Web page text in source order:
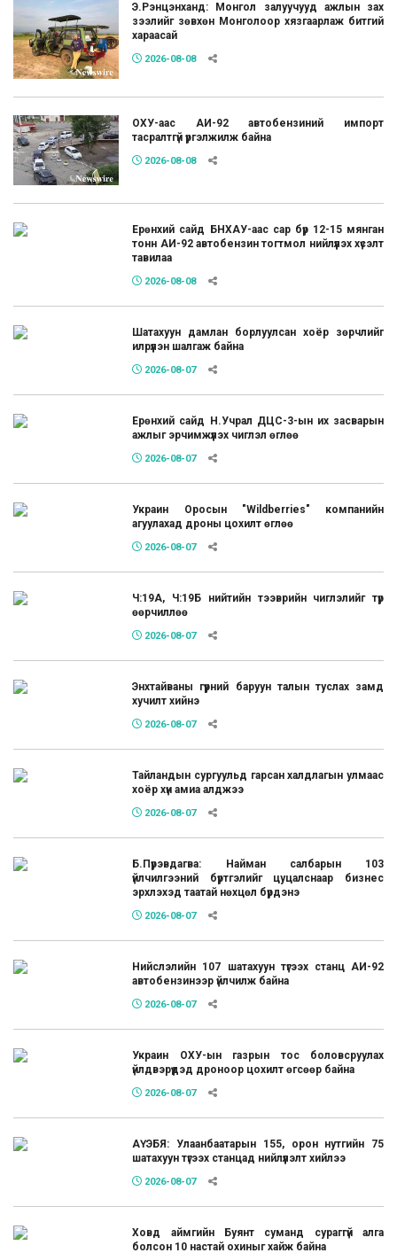
Э.Рэнцэнханд: Монгол залуучууд ажлын зах
зээлийг зөвхөн Монголоор хязгаарлаж битгий
хараасай
2026-08-08
ОХУ-аас АИ-92 автобензиний импорт
тасралтгүй үргэлжилж байна
2026-08-08
Ерөнхий сайд БНХАУ-аас сар бүр 12-15 мянган
тонн АИ-92 автобензин тогтмол нийлүүлэх хүсэлт
тавилаа
2026-08-08
Шатахуун дамлан борлуулсан хоёр зөрчлийг
илрүүлэн шалгаж байна
2026-08-07
Ерөнхий сайд Н.Учрал ДЦС-3-ын их засварын
ажлыг эрчимжүүлэх чиглэл өглөө
2026-08-07
Украин Оросын "Wildberries" компанийн
агуулахад дроны цохилт өглөө
2026-08-07
Ч:19А, Ч:19Б нийтийн тээврийн чиглэлийг түр
өөрчиллөө
2026-08-07
Энхтайваны гүүрний баруун талын туслах замд
хучилт хийнэ
2026-08-07
Тайландын сургуульд гарсан халдлагын улмаас
хоёр хүн амиа алджээ
2026-08-07
Б.Пүрэвдагва: Найман салбарын 103
үйлчилгээний бүртгэлийг цуцалснаар бизнес
эрхлэхэд таатай нөхцөл бүрдэнэ
2026-08-07
Нийслэлийн 107 шатахуун түгээх станц АИ-92
автобензинээр үйлчилж байна
2026-08-07
Украин ОХУ-ын газрын тос боловсруулах
үйлдвэрүүдэд дроноор цохилт өгсөөр байна
2026-08-07
АҮЭБЯ: Улаанбаатарын 155, орон нутгийн 75
шатахуун түгээх станцад нийлүүлэлт хийлээ
2026-08-07
Ховд аймгийн Буянт суманд сураггүй алга
болсон 10 настай охиныг хайж байна